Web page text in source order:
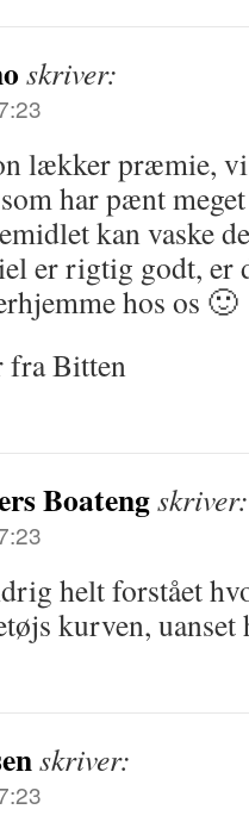
skriver:
lækker præmie,
har pænt
kan vaske
er rigtig godt, er
hos os 🙂
fra Bitten
Boatengskriver:
helt forstået
kurven,
skriver: